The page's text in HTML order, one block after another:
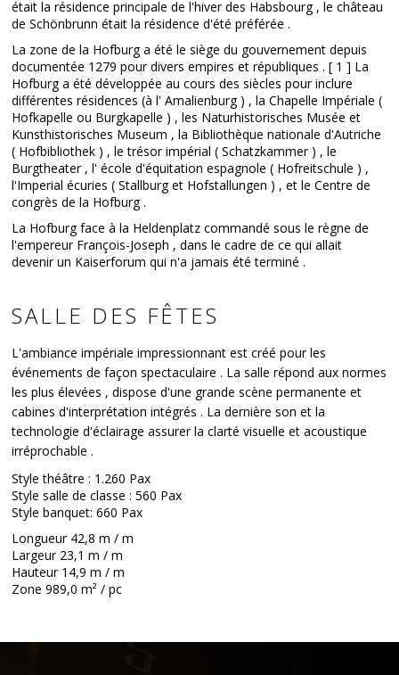
était la résidence principale de l'hiver des Habsbourg , le château
de Schönbrunn était la résidence d'été préférée .
La zone de la Hofburg a été le siège du gouvernement depuis
documentée 1279 pour divers empires et républiques . [ 1 ] La
Hofburg a été développée au cours des siècles pour inclure
différentes résidences (à l' Amalienburg ) , la Chapelle Impériale (
Hofkapelle ou Burgkapelle ) , les Naturhistorisches Musée et
Kunsthistorisches Museum , la Bibliothèque nationale d'Autriche
( Hofbibliothek ) , le trésor impérial ( Schatzkammer ) , le
Burgtheater , l' école d'équitation espagnole ( Hofreitschule ) ,
l'Imperial écuries ( Stallburg et Hofstallungen ) , et le Centre de
congrès de la Hofburg .
La Hofburg face à la Heldenplatz commandé sous le règne de
l'empereur François-Joseph , dans le cadre de ce qui allait
devenir un Kaiserforum qui n'a jamais été terminé .
SALLE DES FÊTES
L'ambiance impériale impressionnant est créé pour les
événements de façon spectaculaire . La salle répond aux normes
les plus élevées , dispose d'une grande scène permanente et
cabines d'interprétation intégrés . La dernière son et la
technologie d'éclairage assurer la clarté visuelle et acoustique
irréprochable .
Style théâtre : 1.260 Pax
Style salle de classe : 560 Pax
Style banquet: 660 Pax
Longueur 42,8 m / m
Largeur 23,1 m / m
Hauteur 14,9 m / m
Zone 989,0 m² / pc